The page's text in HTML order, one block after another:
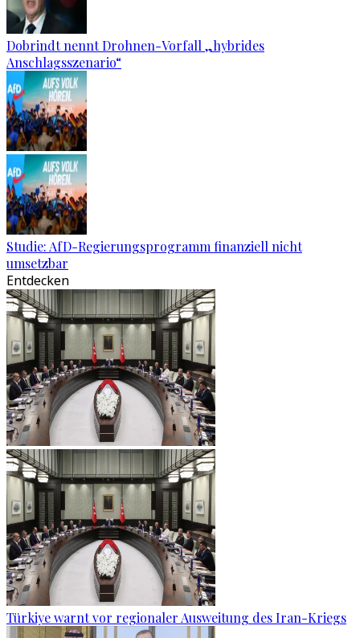
Dobrindt nennt Drohnen-Vorfall „hybrides
Anschlagsszenario“
Studie: AfD-Regierungsprogramm finanziell nicht
umsetzbar
Entdecken
Türkiye warnt vor regionaler Ausweitung des Iran-Kriegs